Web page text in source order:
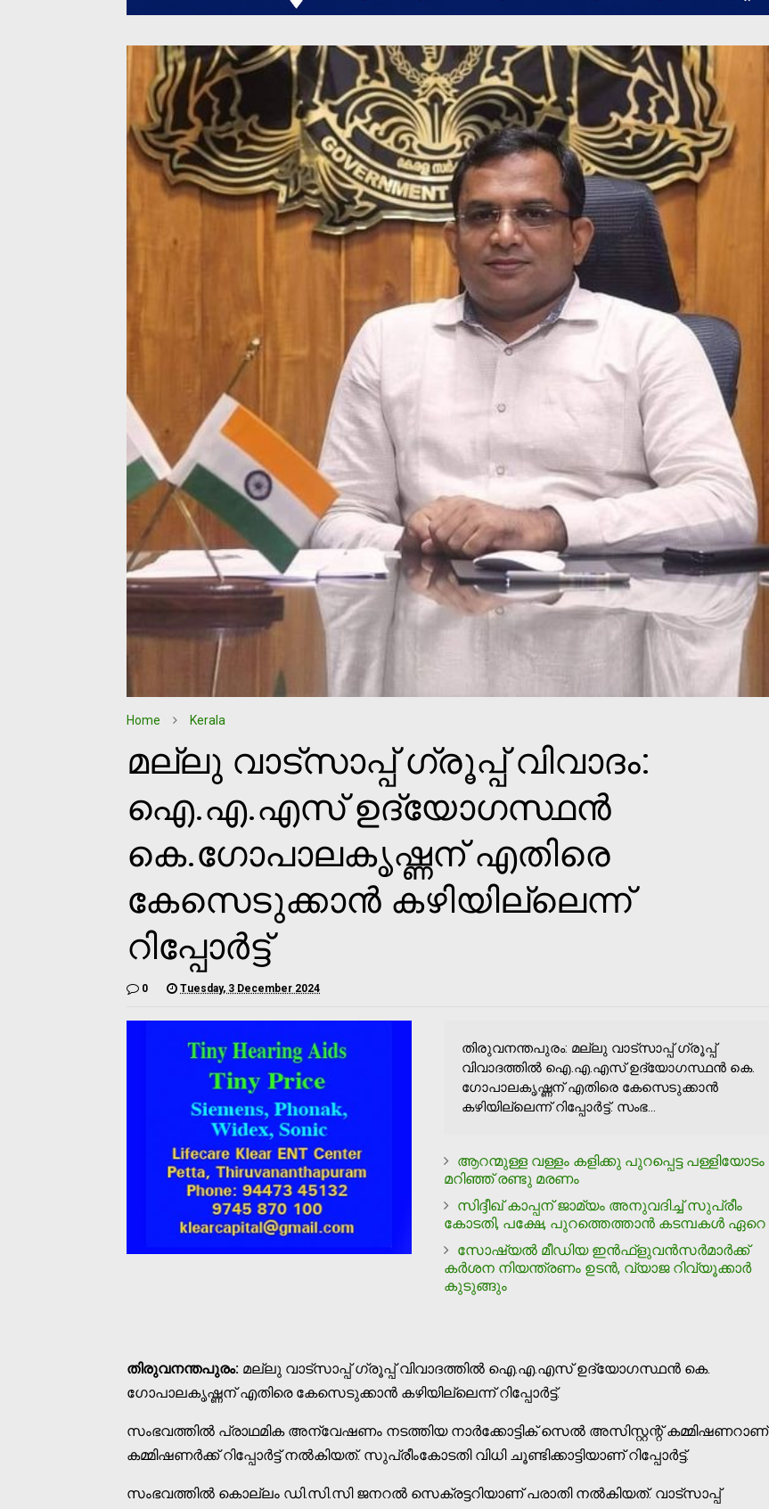
Home Kerala
മല്ലു വാട്‌സാപ്പ് ഗ്രൂപ്പ് വിവാദം:
ഐ.എ.എസ് ഉദ്യോഗസ്ഥൻ
കെ.ഗോപാലകൃഷ്ണന് എതിരെ
കേസെടുക്കാൻ കഴിയില്ലെന്ന്
റിപ്പോർ‌ട്ട്
0 Tuesday, 3 December 2024
തിരുവനന്തപുരം: മല്ലു വാട്‌സാപ്പ് ഗ്രൂപ്പ്
വിവാദത്തില്‍ ഐ.എ.എസ് ഉദ്യോഗസ്ഥൻ കെ.
ഗോപാലകൃഷ്ണന് എതിരെ കേസെടുക്കാൻ
കഴിയില്ലെന്ന് റിപ്പോർ‌ട്ട്. സംഭ...
ആറന്മുള്ള വള്ളം കളിക്കു പുറപ്പെട്ട പള്ളിയോടം
മറിഞ്ഞ് രണ്ടു മരണം
സിദ്ദീഖ് കാപ്പന് ജാമ്യം അനുവദിച്ച് സുപ്രീം
കോടതി, പക്ഷേ, പുറത്തെത്താന്‍ കടമ്പകള്‍ ഏറെ
സോഷ്യല്‍ മീഡിയ ഇന്‍ഫ്‌ളുവന്‍സര്‍മാര്‍ക്ക്
കര്‍ശന നിയന്ത്രണം ഉടന്‍, വ്യാജ റിവ്യൂക്കാര്‍
കുടുങ്ങും
തിരുവനന്തപുരം: മല്ലു വാട്‌സാപ്പ് ഗ്രൂപ്പ് വിവാദത്തില്‍ ഐ.എ.എസ് ഉദ്യോഗസ്ഥൻ കെ.
ഗോപാലകൃഷ്ണന് എതിരെ കേസെടുക്കാൻ കഴിയില്ലെന്ന് റിപ്പോർ‌ട്ട്.
സംഭവത്തില്‍ പ്രാഥമിക അന്വേഷണം നടത്തിയ നാർക്കോട്ടിക് സെല്‍ അസിസ്റ്റന്റ് കമ്മിഷണറാണ്
കമ്മിഷണർക്ക് റിപ്പോർട്ട് നല്‍കിയത്. സുപ്രീംകോടതി വിധി ചൂണ്ടിക്കാട്ടിയാണ് റിപ്പോർട്ട്.
സംഭവത്തില്‍ കൊല്ലം ഡി.സി.സി ജനറല്‍ സെക്രട്ടറിയാണ് പരാതി നല്‍കിയത്. വാട്‌സാപ്പ്